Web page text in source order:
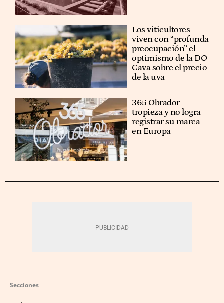
Los viticultores
viven con “profunda
preocupación” el
optimismo de la DO
Cava sobre el precio
de la uva
365 Obrador
tropieza y no logra
registrar su marca
en Europa
Secciones